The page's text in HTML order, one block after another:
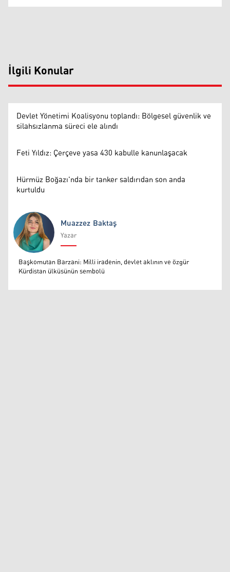
İlgili Konular
Devlet Yönetimi Koalisyonu toplandı: Bölgesel güvenlik ve
silahsızlanma süreci ele alındı
Feti Yıldız: Çerçeve yasa 430 kabulle kanunlaşacak
Hürmüz Boğazı'nda bir tanker saldırıdan son anda
kurtuldu
Muazzez Baktaş
Muazzez Baktaş
Yazar
Başkomutan Barzani: Milli iradenin, devlet aklının ve özgür
Kürdistan ülküsünün sembolü